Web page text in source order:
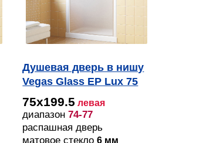
Душевая дверь в нишу
Vegas Glass EP Lux 75
01 10 L профиль белый,
стекло сатин
75х199.5 левая
диапазон74-77
распашная дверь
матовое стекло6 мм